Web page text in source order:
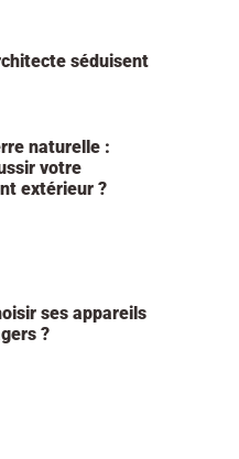
séduisent
naturelle :
votre
extérieur ?
ses appareils
?